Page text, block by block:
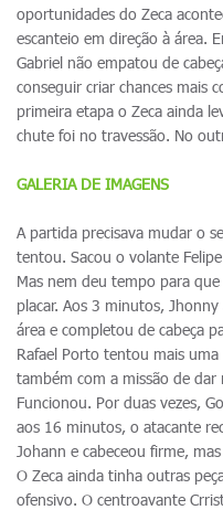
oportunidades do Zeca
escanteio em direção à área.
Gabriel não empatou de
conseguir criar chances mais
primeira etapa o Zeca ainda
chute foi no travessão. No
GALERIA DE IMAGENS
A partida precisava mudar o
tentou. Sacou o volante
Mas nem deu tempo para
placar. Aos 3 minutos,
área e completou de cabeça
Rafael Porto tentou mais
também com a missão de dar
Funcionou. Por duas vezes,
aos 16 minutos, o atacante
Johann e cabeceou firme,
O Zeca ainda tinha outras
ofensivo. O centroavante